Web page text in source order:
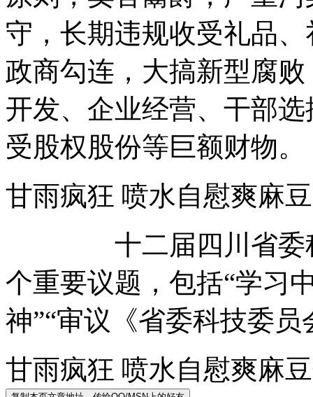
守，长期违规收受礼品
政商勾连，大搞新型腐
开发、企业经营、干部
受股权股份等巨额财物。
甘雨疯狂 喷水自慰
十二届四川省委科
个重要议题，包括“学习
神”“审议《省委科技委
甘雨疯狂 喷水自慰爽麻